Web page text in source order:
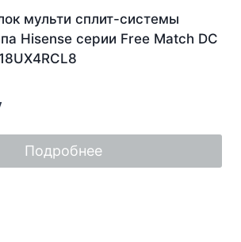
мульти сплит-системы
Hisense серии Free Match DC
Подробнее